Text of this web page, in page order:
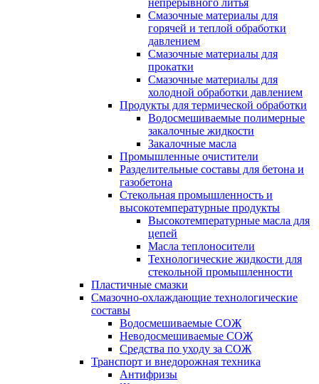
непрерывного литья
Смазочные материалы для
горячей и теплой обработки
давлением
Смазочные материалы для
прокатки
Смазочные материалы для
холодной обработки давлением
Продукты для термической обработки
Водосмешиваемые полимерные
закалочные жидкости
Закалочные масла
Промышленные очистители
Разделительные составы для бетона и
газобетона
Стекольная промышленность и
высокотемпературные продукты
Высокотемпературные масла для
цепей
Масла теплоносители
Технологические жидкости для
стекольной промышленности
Пластичные смазки
Смазочно-охлаждающие технологические
составы
Водосмешиваемые СОЖ
Неводосмешиваемые СОЖ
Средства по уходу за СОЖ
Транспорт и внедорожная техника
Антифризы